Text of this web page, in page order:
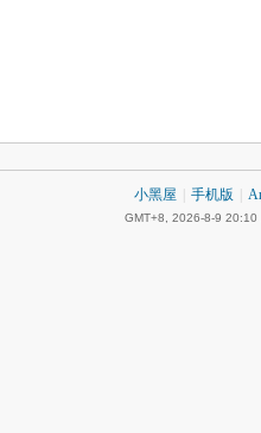
小黑屋 手机版
GMT+8, 2026-8-9 20:10